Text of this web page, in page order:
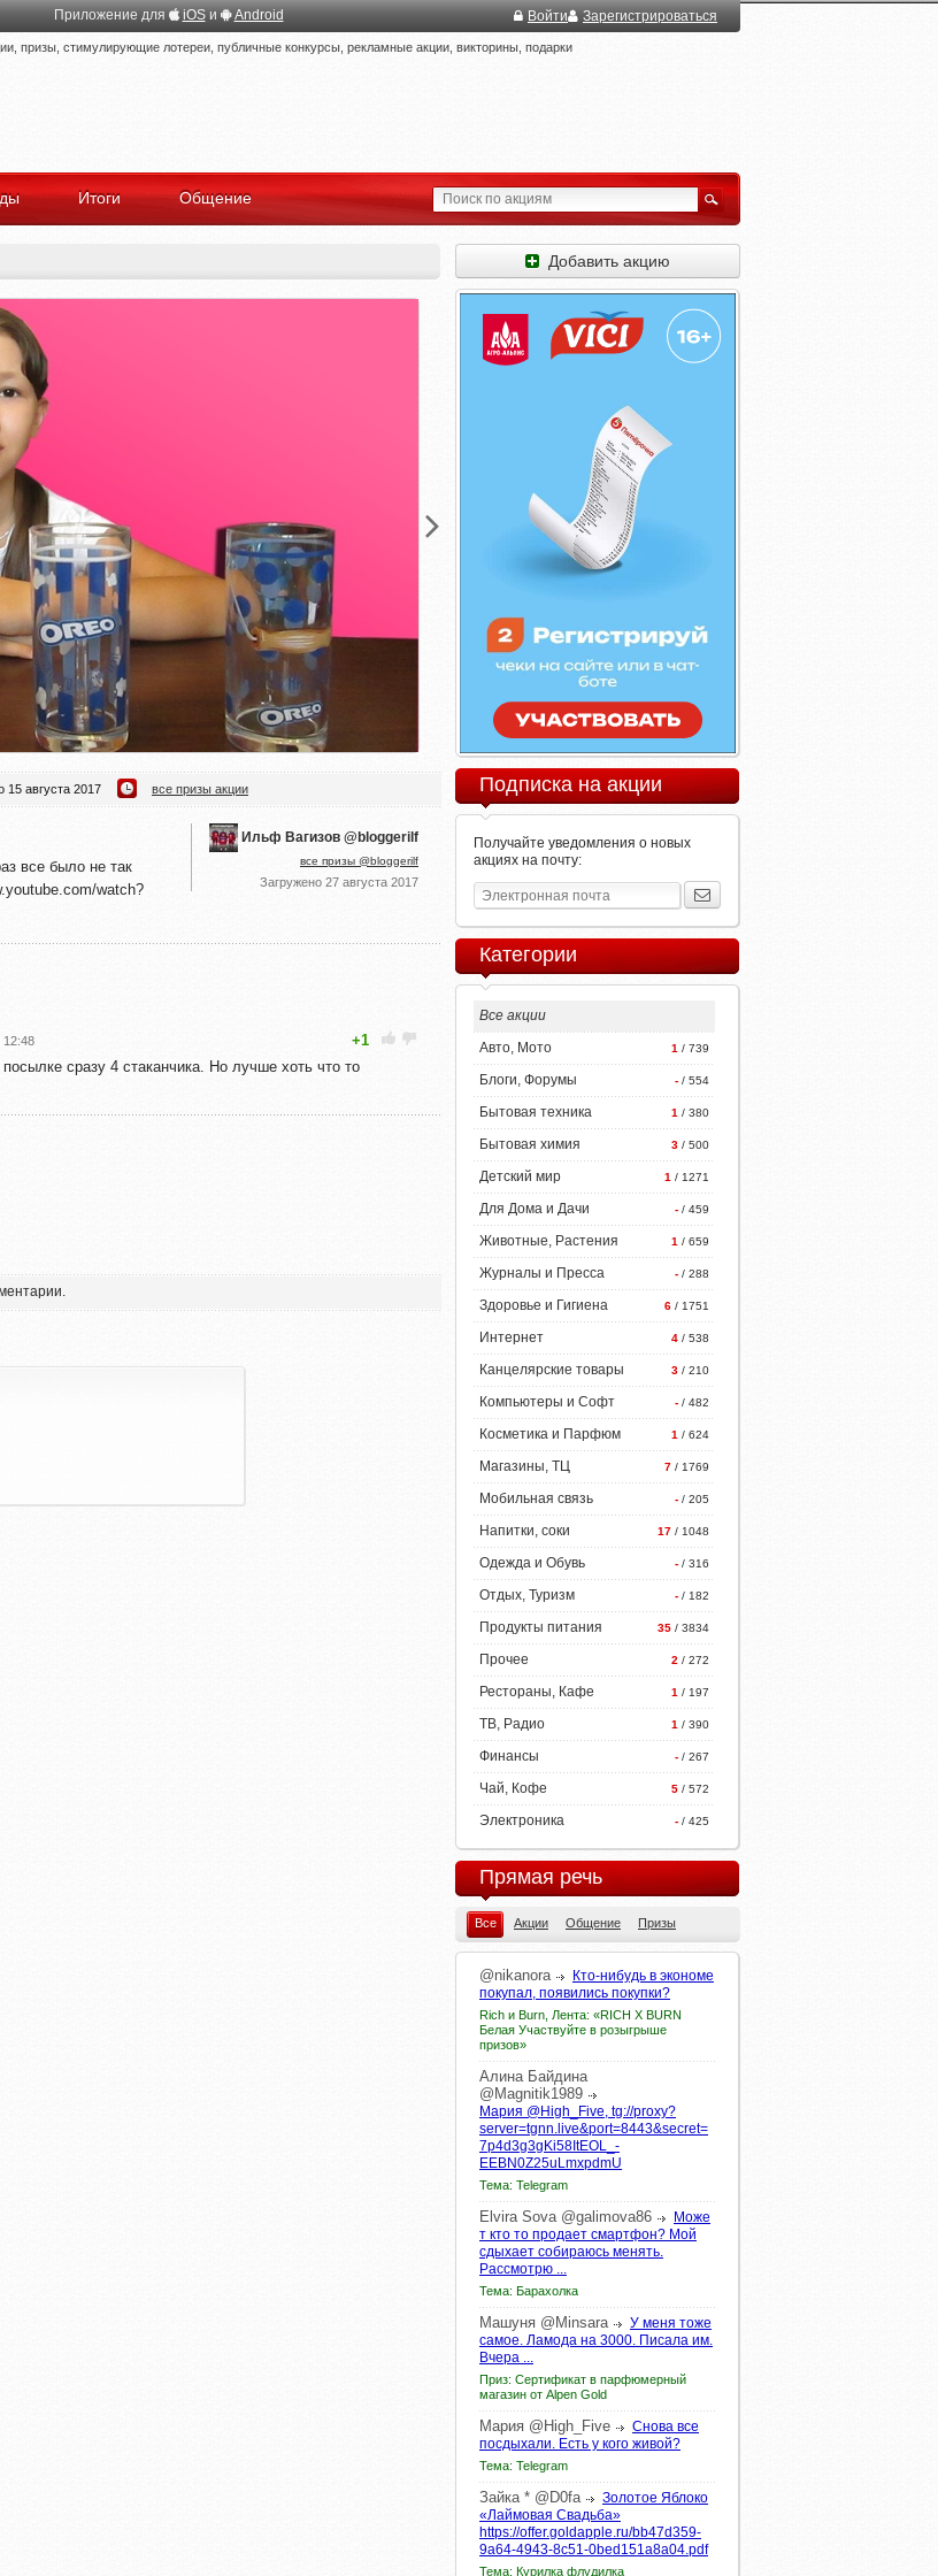
Приложение для iOSи Android Войти Зарегистрироваться
призы, стимулирующие лотереи, публичные конкурсы, рекламные акции, викторины, подарки
Итоги Общение
15 августа 2017 все призы акции
Ильф Вагизов @bloggerilf
все призы @bloggerilf
Загружено 27 августа 2017
все было не так
watch?
12:48
+1
сразу 4 стаканчика. Но лучше хоть что то
Добавить акцию
Подписка на акции
Получайте уведомления о новых
акциях на почту:
Категории
Все акции
1 / 739
Авто, Мото
- / 554
Блоги, Форумы
1 / 380
Бытовая техника
3 / 500
Бытовая химия
1 / 1271
Детский мир
- / 459
Для Дома и Дачи
1 / 659
Животные, Растения
- / 288
Журналы и Пресса
6 / 1751
Здоровье и Гигиена
4 / 538
Интернет
3 / 210
Канцелярские товары
- / 482
Компьютеры и Софт
1 / 624
Косметика и Парфюм
7 / 1769
Магазины, ТЦ
- / 205
Мобильная связь
17 / 1048
Напитки, соки
- / 316
Одежда и Обувь
- / 182
Отдых, Туризм
35 / 3834
Продукты питания
2 / 272
Прочее
1 / 197
Рестораны, Кафе
1 / 390
ТВ, Радио
- / 267
Финансы
5 / 572
Чай, Кофе
- / 425
Электроника
Прямая речь
Все Акции Общение Призы
@nikanora
Кто-нибудь в экономе
покупал, появились покупки?
Rich и Burn, Лента: «RIСH X BURN
Белая Участвуйте в розыгрыше
призов»
Алина Байдина
@Magnitik1989
Мария @High_Five, tg://proxy?
server=tgnn.live&port=8443&secret=
7p4d3g3gKi58ItEOL_-
EEBN0Z25uLmxpdmU
Тема: Telegram
Elvira Sova @galimova86
Може
т кто то продает смартфон? Мой
сдыхает собираюсь менять.
Рассмотрю ...
Тема: Барахолка
Машуня @Minsara
У меня тоже
самое. Ламода на 3000. Писала им.
Вчера ...
Приз: Сертификат в парфюмерный
магазин от Alpen Gold
Мария @High_Five
Снова все
посдыхали. Есть у кого живой?
Тема: Telegram
Зайка * @D0fa
Золотое Яблоко
«Лаймовая Свадьба»
https://offer.goldapple.ru/bb47d359-
9a64-4943-8c51-0bed151a8a04.pdf
Тема: Курилка флудилка